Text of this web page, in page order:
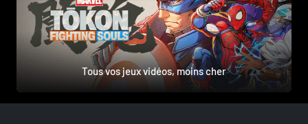
Tous vos jeux vidéos, moins cher